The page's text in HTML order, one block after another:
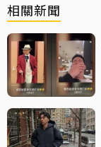
相關新聞